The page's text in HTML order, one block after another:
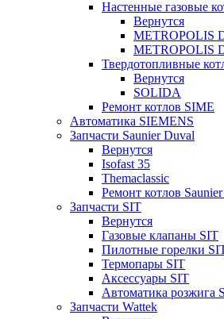
Настенные газовые
Вернутся
METROPOLIS
METROPOLIS
Твердотопливные
Вернутся
SOLIDA
Ремонт котлов SIME
Автоматика SIEMENS
Запчасти Saunier Duval
Вернутся
Isofast 35
Themaclassic
Ремонт котлов
Запчасти SIT
Вернутся
Газовые клапаны SIT
Пилотные горелки
Термопары SIT
Аксессуары SIT
Автоматика розжига
Запчасти Wattek